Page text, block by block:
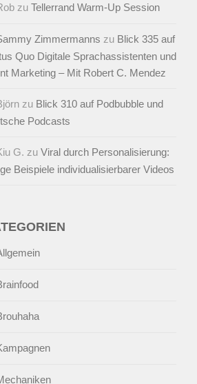
zu Tellerrand Warm-Up Session
Zimmermanns zu Blick 335 auf
Quo Digitale Sprachassistenten und
Marketing – Mit Robert C. Mendez
zu Blick 310 auf Podbubble und
Podcasts
G. zu Viral durch Personalisierung:
Beispiele individualisierbarer Videos